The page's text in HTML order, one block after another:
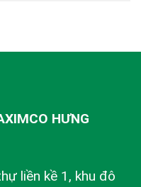
HƯNG
liền kề 1, khu đô